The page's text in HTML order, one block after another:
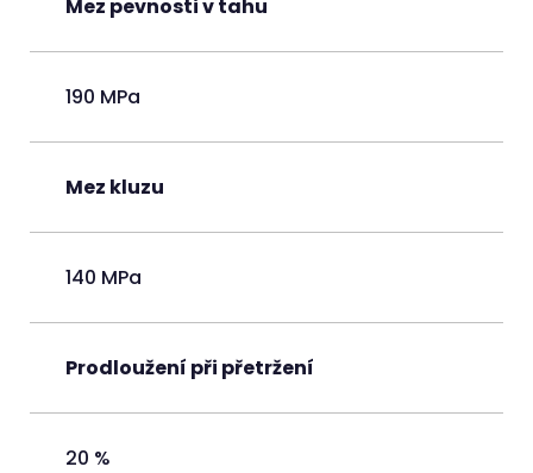
Mez pevnosti v tahu
190 MPa
Mez kluzu
140 MPa
Prodloužení při přetržení
20 %